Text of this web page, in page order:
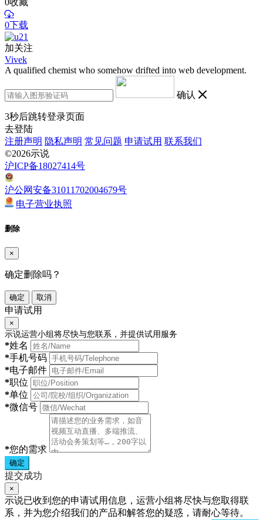
0收藏
0下载
加关注
Vivek
A qualified chemist who somehow drifted into web development.
确认
3秒后跳转登录页面
去登陆
注册声明 隐私声明 常见问题 申请试用 联系我们
©2026示说
沪ICP备18027414号
沪公网安备31011702004679号
电子营业执照
删除
×
确定删除吗？
确定 取消
申请试用
×
示说运营小组将尽快与您联系，并提供试用服务
*姓名
*手机号码
*电子邮件
*职位
*单位
*微信号
*您的需求
确定
提交成功
×
示说已收到您的申请试用信息，运营小组将尽快与您取得联
系，并为您介绍我们的产品和解答您的疑惑，请耐心等待。